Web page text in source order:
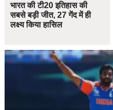
भारत की टी20 इतिहास की
सबसे बड़ी जीत, 27 गेंद में ही
लक्ष्य किया हासिल